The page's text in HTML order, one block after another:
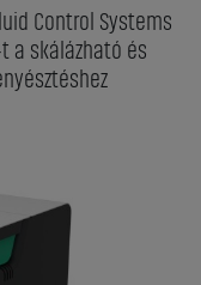
Control Systems
a skálázható és